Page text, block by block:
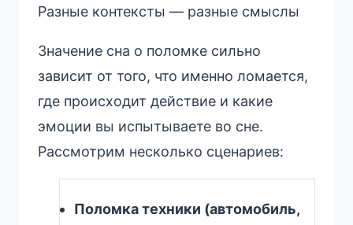
Разные контексты — разные смыслы
Значение сна о поломке сильно
зависит от того, что именно ломается,
где происходит действие и какие
эмоции вы испытываете во сне.
Рассмотрим несколько сценариев:
Поломка техники (автомобиль,